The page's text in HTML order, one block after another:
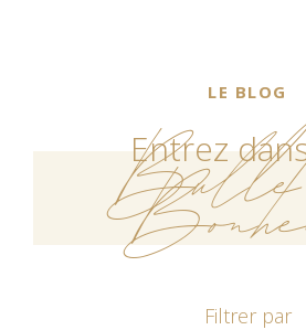
LE BLOG
Entrez
Filtrer par